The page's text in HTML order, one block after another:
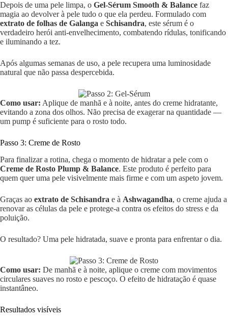
Depois de uma pele limpa, o Gel-Sérum Smooth & Balance faz
magia ao devolver à pele tudo o que ela perdeu. Formulado com
extrato de folhas de Galanga e Schisandra, este sérum é o
verdadeiro herói anti-envelhecimento, combatendo rídulas, tonificando
e iluminando a tez.
Após algumas semanas de uso, a pele recupera uma luminosidade
natural que não passa despercebida.
Como usar: Aplique de manhã e à noite, antes do creme hidratante,
evitando a zona dos olhos. Não precisa de exagerar na quantidade —
um pump é suficiente para o rosto todo.
Passo 3: Creme de Rosto
Para finalizar a rotina, chega o momento de hidratar a pele com o
Creme de Rosto Plump & Balance. Este produto é perfeito para
quem quer uma pele visivelmente mais firme e com um aspeto jovem.
Graças ao extrato de Schisandra e à Ashwagandha, o creme ajuda a
renovar as células da pele e protege-a contra os efeitos do stress e da
poluição.
O resultado? Uma pele hidratada, suave e pronta para enfrentar o dia.
Como usar: De manhã e à noite, aplique o creme com movimentos
circulares suaves no rosto e pescoço. O efeito de hidratação é quase
instantâneo.
Resultados visíveis